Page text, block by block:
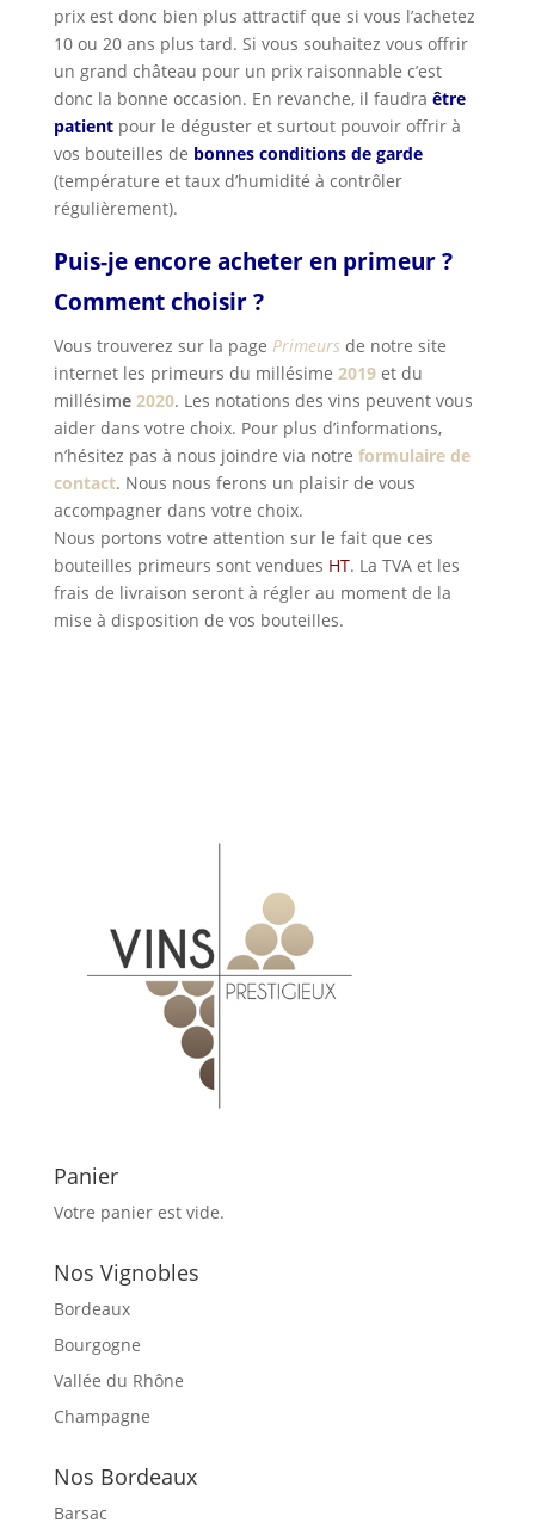
prix est donc bien plus attractif que si vous l’achetez
10 ou 20 ans plus tard. Si vous souhaitez vous offrir
un grand château pour un prix raisonnable c’est
donc la bonne occasion. En revanche, il faudra être
patientpour le déguster et surtout pouvoir offrir à
vos bouteilles de bonnes conditions de garde
(température et taux d’humidité à contrôler
régulièrement).
Puis-je encore acheter en primeur ?
Comment choisir ?
Vous trouverez sur la page Primeurs de notre site
internet les primeurs du millésime 2019 et du
millésime 2020. Les notations des vins peuvent vous
aider dans votre choix. Pour plus d’informations,
n’hésitez pas à nous joindre via notre formulaire de
contact. Nous nous ferons un plaisir de vous
accompagner dans votre choix.
Nous portons votre attention sur le fait que ces
bouteilles primeurs sont vendues HT. La TVA et les
frais de livraison seront à régler au moment de la
mise à disposition de vos bouteilles.
Panier
Votre panier est vide.
Nos Vignobles
Bordeaux
Bourgogne
Vallée du Rhône
Champagne
Nos Bordeaux
Barsac